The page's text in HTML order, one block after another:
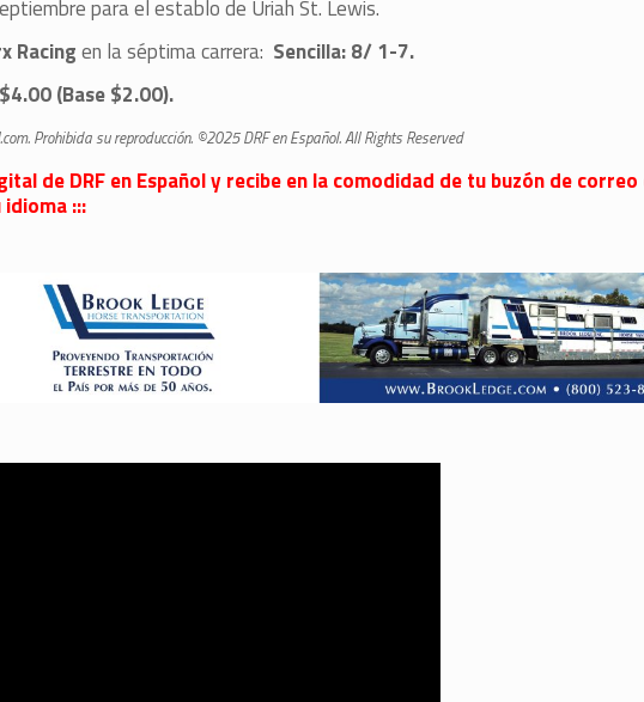
para el establo de Uriah St. Lewis.
Racingen la séptima carrera: Sencilla: 8/ 1-7.
(Base $2.00).
Prohibida su reproducción. ©2025 DRF en Español. All Rights Reserved
de DRF en Español y recibe en la comodidad de tu buzón de
:::